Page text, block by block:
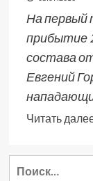
На первый
прибытие
состава
Евгений
Читать